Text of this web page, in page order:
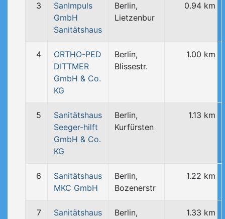
3
SanImpuls
GmbH
Sanitätshaus
Berlin,
Lietzenbur
0.94 km
4
ORTHO-PED
DITTMER
GmbH & Co.
KG
Berlin,
Blissestr.
1.00 km
5
Sanitätshaus
Seeger-hilft
GmbH & Co.
KG
Berlin,
Kurfürsten
1.13 km
6
Sanitätshaus
MKC GmbH
Berlin,
Bozenerstr
1.22 km
7
Sanitätshaus
Berlin,
1.33 km